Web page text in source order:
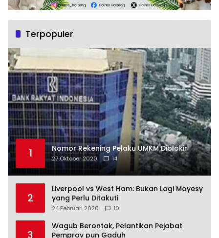
Terpopuler
1 Nomor Rekening Pelaku UMKM Diblokir
27 Oktober 2020 14
2
Liverpool vs West Ham: Bukan Lagi Moyesy
yang Perlu Ditakuti
24 Februari 2020 10
3
Wagub Berontak, Pelantikan Pejabat
Pemprov pun Gaduh